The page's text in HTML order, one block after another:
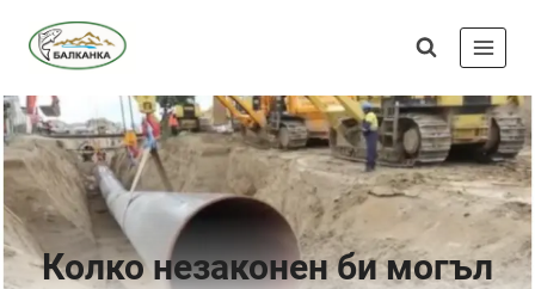
Колко незаконен би могъл